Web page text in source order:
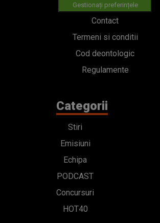
Gestionați preferințele
Contact
Termeni si conditii
Cod deontologic
Regulamente
Categorii
Stiri
Emisiuni
Echipa
PODCAST
Concursuri
HOT40